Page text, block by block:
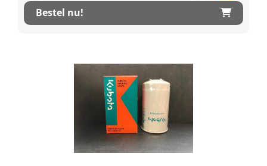
Bestel nu!